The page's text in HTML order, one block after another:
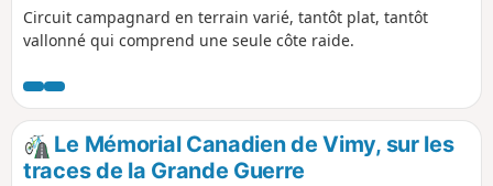
Circuit campagnard en terrain varié, tantôt plat, tantôt
vallonné qui comprend une seule côte raide.
Le Mémorial Canadien de Vimy, sur les
traces de la Grande Guerre